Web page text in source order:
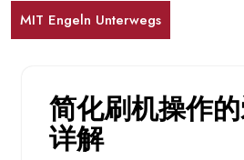
MIT Engeln Unterwegs
简化刷机操作
详解